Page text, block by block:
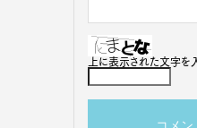
上に表示された文字を